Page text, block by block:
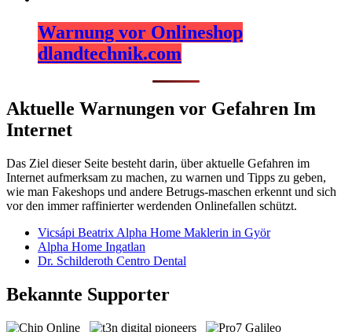
Warnung vor Onlineshop
dlandtechnik.com
Aktuelle Warnungen vor Gefahren Im
Internet
Das Ziel dieser Seite besteht darin, über aktuelle Gefahren im
Internet aufmerksam zu machen, zu warnen und Tipps zu geben,
wie man Fakeshops und andere Betrugs-maschen erkennt und sich
vor den immer raffinierter werdenden Onlinefallen schützt.
Vicsápi Beatrix Alpha Home Maklerin in Györ
Alpha Home Ingatlan
Dr. Schilderoth Centro Dental
Bekannte Supporter